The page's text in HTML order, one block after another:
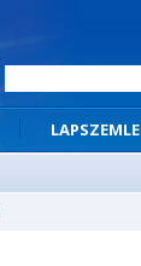
LAPSZEMLE